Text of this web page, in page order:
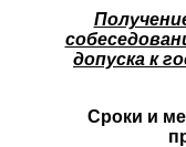
допуска к
Сроки и